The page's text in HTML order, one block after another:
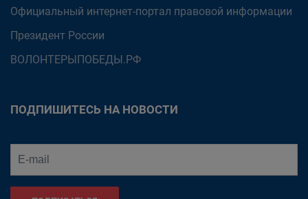
Официальный интернет-портал правовой информации
Президент России
ВОЛОНТЕРЫПОБЕДЫ.РФ
ПОДПИШИТЕСЬ НА НОВОСТИ